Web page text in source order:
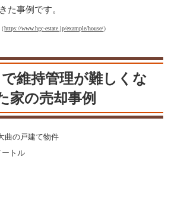
た事例です。
https://www.hgc-estate.jp/example/house/）
維持管理が難しくな
家の売却事例
曲の戸建て物件
ートル